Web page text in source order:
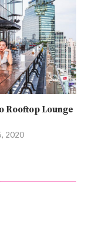
Rooftop Lounge
2020